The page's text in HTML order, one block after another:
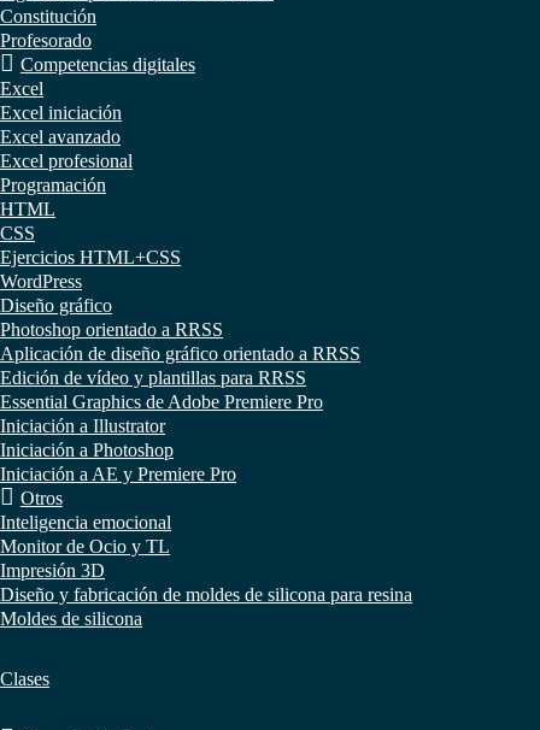
Constitución
Profesorado
Competencias digitales
Excel
Excel iniciación
Excel avanzado
Excel profesional
Programación
HTML
CSS
Ejercicios HTML+CSS
WordPress
Diseño gráfico
Photoshop orientado a RRSS
Aplicación de diseño gráfico orientado a RRSS
Edición de vídeo y plantillas para RRSS
Essential Graphics de Adobe Premiere Pro
Iniciación a Illustrator
Iniciación a Photoshop
Iniciación a AE y Premiere Pro
Otros
Inteligencia emocional
Monitor de Ocio y TL
Impresión 3D
Diseño y fabricación de moldes de silicona para resina
Moldes de silicona
Clases